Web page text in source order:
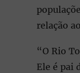
relação
“O Rio
Ele é pai